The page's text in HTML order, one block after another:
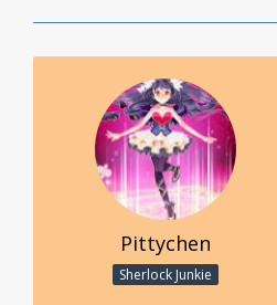
Pittychen
Sherlock Junkie